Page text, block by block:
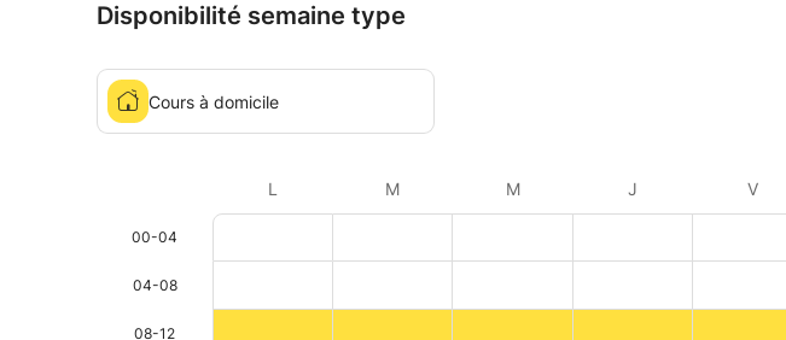
Disponibilité semaine type
Cours à domicile
L M M J V
00-04
04-08
08-12